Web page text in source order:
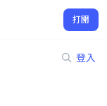
打開
登入